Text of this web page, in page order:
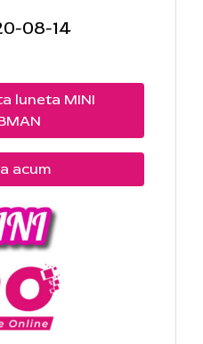
08-14
luneta MINI
acum